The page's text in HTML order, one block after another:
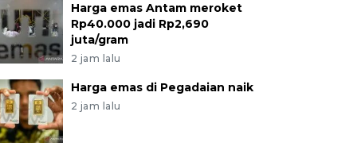
Harga emas Antam meroket
Rp40.000 jadi Rp2,690
juta/gram
2 jam lalu
Harga emas di Pegadaian naik
2 jam lalu